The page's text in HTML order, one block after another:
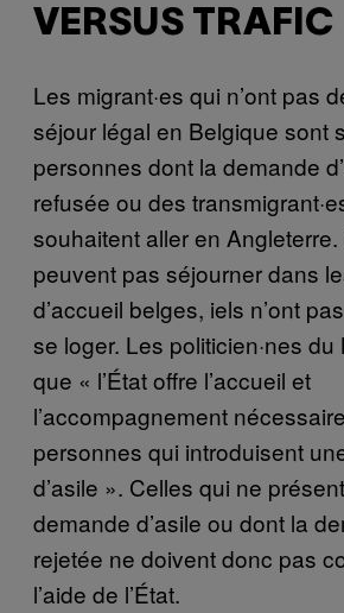
VERSUS TRAFIC
Les migrant·es qui n’ont pas
séjour légal en Belgique sont
personnes dont la demande
refusée ou des
souhaitent aller en
peuvent pas séjourner dans
d’accueil belges, iels n’ont
se loger. Les politicien·nes
que « l’État offre l’accueil et
l’accompagnement
personnes qui introduisent
d’asile ». Celles qui ne
demande d’asile ou dont la
rejetée ne doivent donc pas
l’aide de l’État.